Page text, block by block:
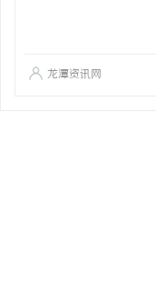
龙潭资讯网